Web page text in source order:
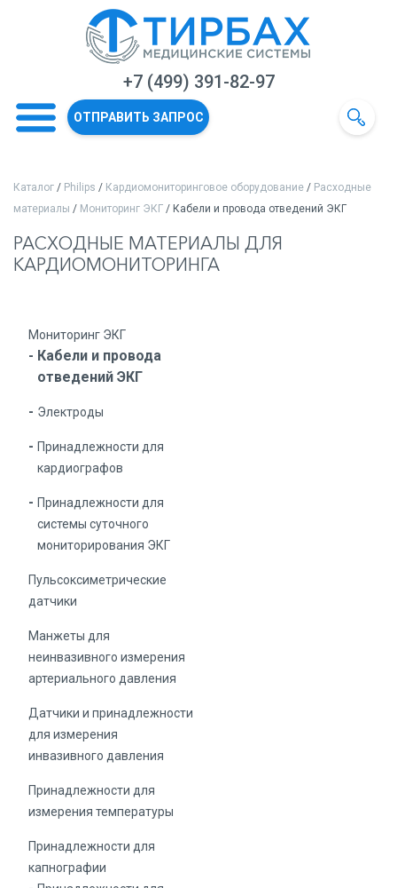
+7 (499) 391-82-97
ОТПРАВИТЬ ЗАПРОС
Каталог / Philips / Кардиомониторинговое оборудование / Расходные
материалы / Мониторинг ЭКГ / Кабели и провода отведений ЭКГ
РАСХОДНЫЕ МАТЕРИАЛЫ ДЛЯ
КАРДИОМОНИТОРИНГА
Мониторинг ЭКГ
Кабели и провода
отведений ЭКГ
Электроды
Принадлежности для
кардиографов
Принадлежности для
системы суточного
мониторирования ЭКГ
Пульсоксиметрические
датчики
Манжеты для
неинвазивного измерения
артериального давления
Датчики и принадлежности
для измерения
инвазивного давления
Принадлежности для
измерения температуры
Принадлежности для
капнографии